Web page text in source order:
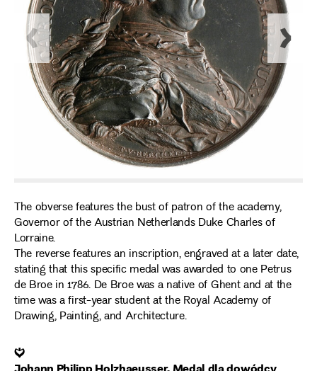
The obverse features the bust of patron of the academy,
Governor of the Austrian Netherlands Duke Charles of
Lorraine.
The reverse features an inscription, engraved at a later date,
stating that this specific medal was awarded to one Petrus
de Broe in 1786. De Broe was a native of Ghent and at the
time was a first-year student at the Royal Academy of
Drawing, Painting, and Architecture.
❦
Johann Philipp Holzhaeusser, Medal dla dowódcy